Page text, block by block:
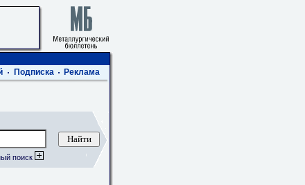
Подписка Реклама
поиск